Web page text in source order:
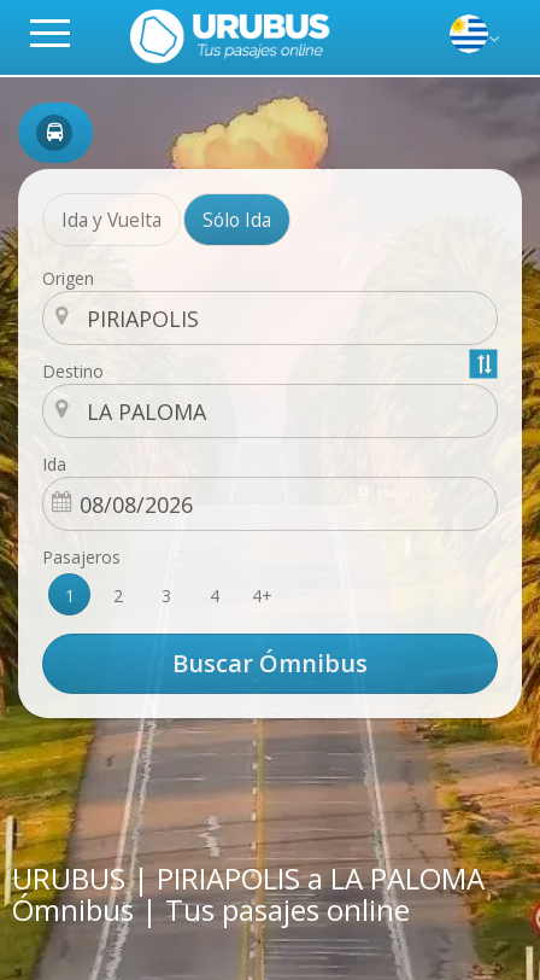
Ida y Vuelta Sólo Ida
Origen
Destino
Ida
Pasajeros
1
2 3 4 4+
URUBUS | PIRIAPOLIS a LA PALOMA
Ómnibus | Tus pasajes online